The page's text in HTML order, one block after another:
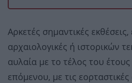
Αρκετές σημαντικές εκθέσεις,
αρχαιολογικές ή ιστορικών
αυλαία με το τέλος του
επόμενου, με τις εορταστικές